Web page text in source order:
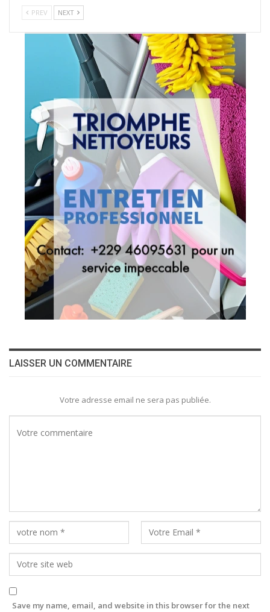
PREV NEXT
LAISSER UN COMMENTAIRE
Votre adresse email ne sera pas publiée.
Save my name, email, and website in this browser for the next